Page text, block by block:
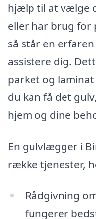
hjælp til at vælge
eller har brug for
så står en
assistere dig.
parket og
du kan få det
hjem og dine
En gulvlægger i
række tjenester,
Rådgivning
fungerer